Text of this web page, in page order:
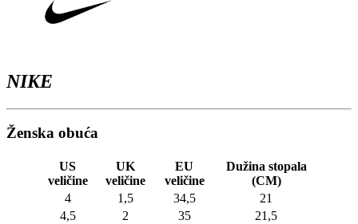
NIKE
Ženska obuća
US
veličine
UK
veličine
EU
veličine
Dužina stopala
(CM)
4
1,5 34,5
21
4,5
2 35
21,5